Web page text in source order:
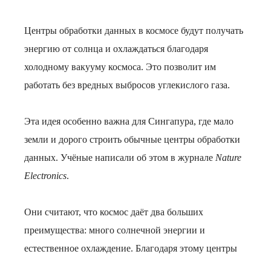
Центры обработки данных в космосе будут получать
энергию от солнца и охлаждаться благодаря
холодному вакууму космоса. Это позволит им
работать без вредных выбросов углекислого газа.
Эта идея особенно важна для Сингапура, где мало
земли и дорого строить обычные центры обработки
данных. Учёные написали об этом в журнале Nature
Electronics.
Они считают, что космос даёт два больших
преимущества: много солнечной энергии и
естественное охлаждение. Благодаря этому центры